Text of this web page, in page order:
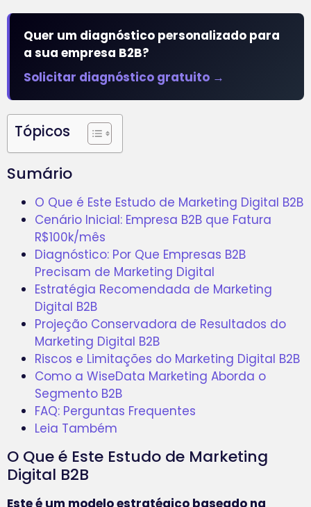
Quer um diagnóstico personalizado para
a sua empresa B2B?
Solicitar diagnóstico gratuito →
Tópicos
Sumário
O Que é Este Estudo de Marketing Digital B2B
Cenário Inicial: Empresa B2B que Fatura
R$100k/mês
Diagnóstico: Por Que Empresas B2B
Precisam de Marketing Digital
Estratégia Recomendada de Marketing
Digital B2B
Projeção Conservadora de Resultados do
Marketing Digital B2B
Riscos e Limitações do Marketing Digital B2B
Como a WiseData Marketing Aborda o
Segmento B2B
FAQ: Perguntas Frequentes
Leia Também
O Que é Este Estudo de Marketing
Digital B2B
Este é um modelo estratégico baseado na